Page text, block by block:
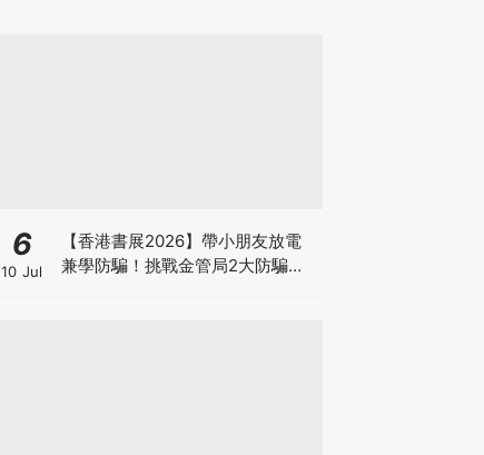
6
10 Jul
【香港書展2026】帶小朋友放電
兼學防騙！挑戰金管局2大防騙遊